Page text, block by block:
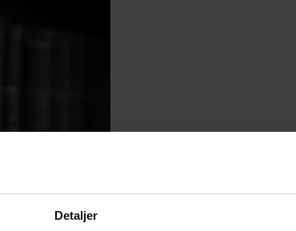
Detaljer
Find information om love og